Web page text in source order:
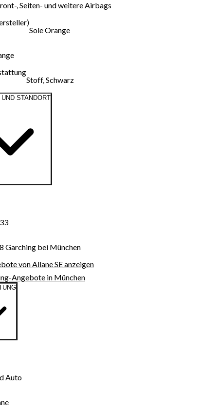
, Seiten- und weitere Airbags
Sole Orange
Stoff, Schwarz
STANDORT
Garching bei München
von Allane SE anzeigen
Angebote in München
Auto